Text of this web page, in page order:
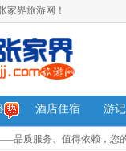
家界旅游网！
品质服务、值得依赖，您
酒店住宿 游